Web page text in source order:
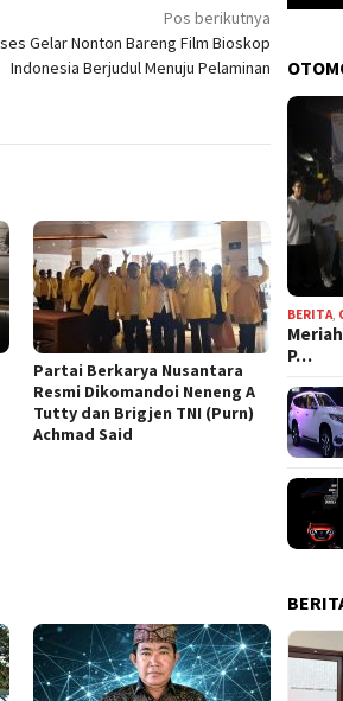
Pos berikutnya
Gelar Nonton Bareng Film Bioskop
Indonesia Berjudul Menuju Pelaminan
Partai Berkarya Nusantara
Resmi Dikomandoi Neneng A
Tutty dan Brigjen TNI (Purn)
Achmad Said
BERITA,
P…